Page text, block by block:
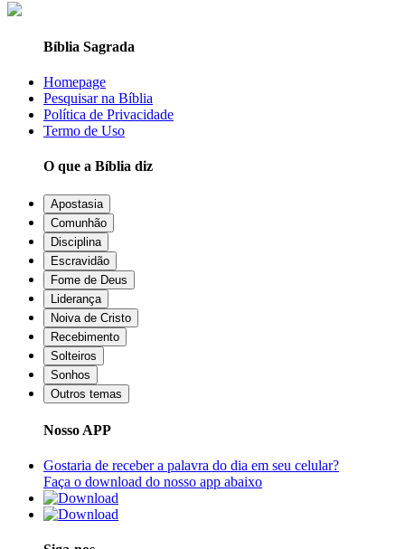
Bíblia Sagrada
Homepage
Pesquisar na Bíblia
Política de Privacidade
Termo de Uso
O que a Bíblia diz
Apostasia
Comunhão
Disciplina
Escravidão
Fome de Deus
Liderança
Noiva de Cristo
Recebimento
Solteiros
Sonhos
Outros temas
Nosso APP
Gostaria de receber a palavra do dia em seu celular?
Faça o download do nosso app abaixo